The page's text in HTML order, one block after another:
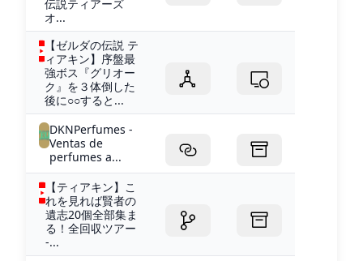
伝説ティアーズ
オ...
【ゼルダの伝説 テ
ィアキン】序盤最
強ボス『グリオー
ク』を３体倒した
後に○○すると...
DKNPerfumes -
Ventas de
perfumes a...
【ティアキン】こ
れを見れば賢者の
遺志20個全部集ま
る！全回収ツアー
-...